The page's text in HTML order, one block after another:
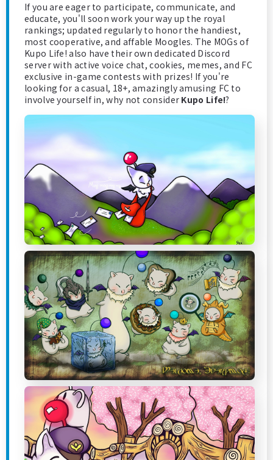
If you are eager to participate, communicate, and
educate, you'll soon work your way up the royal
rankings; updated regularly to honor the handiest,
most cooperative, and affable Moogles. The MOGs of
Kupo Life! also have their own dedicated Discord
server with active voice chat, cookies, memes, and FC
exclusive in-game contests with prizes! If you're
looking for a casual, 18+, amazingly amusing FC to
involve yourself in, why not consider Kupo Life!?